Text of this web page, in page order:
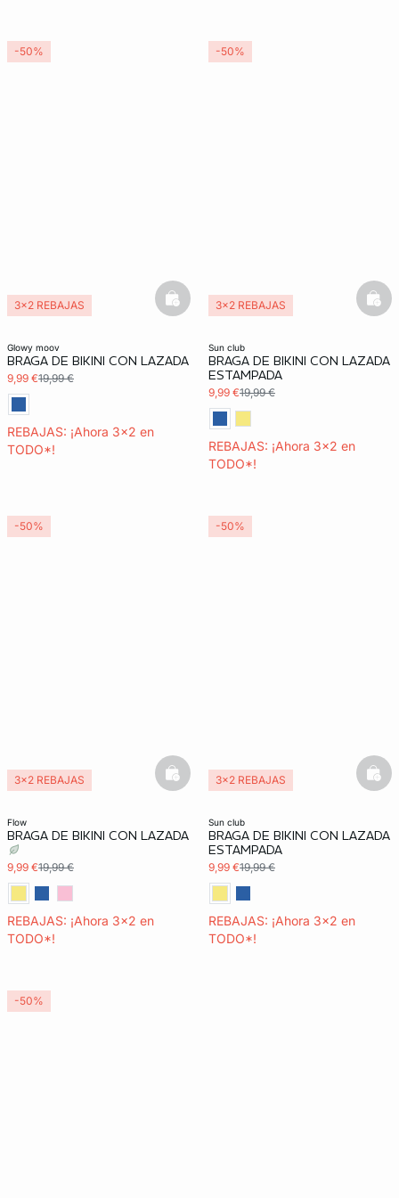
glowy moov
BRAGA DE BIKINI CON LAZADA
9,99 €19,99 €
REBAJAS: ¡Ahora 3x2 en
TODO*!
3x2 REBAJAS basketfull
-50%
sun club
BRAGA DE BIKINI CON LAZADA
ESTAMPADA
9,99 €19,99 €
REBAJAS: ¡Ahora 3x2 en
TODO*!
3x2 REBAJAS
-50%
flow
BRAGA DE BIKINI CON LAZADA
9,99 €19,99 €
REBAJAS: ¡Ahora 3x2 en
TODO*!
3x2 REBAJAS basketfull
-50%
sun club
BRAGA DE BIKINI CON LAZADA
ESTAMPADA
9,99 €19,99 €
REBAJAS: ¡Ahora 3x2 en
TODO*!
3x2 REBAJAS
-50%
-50%